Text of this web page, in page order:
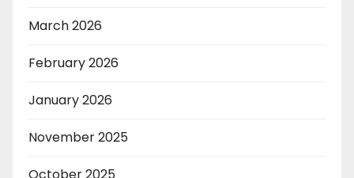
March 2026
February 2026
January 2026
November 2025
October 2025